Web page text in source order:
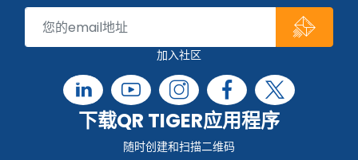
加入社区
下载QR TIGER应用程序
随时创建和扫描二维码